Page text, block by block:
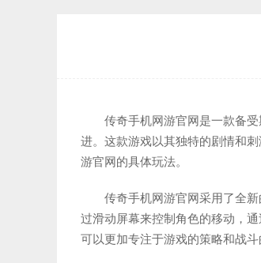
传奇手机网游官网是一款备
进。这款游戏以其独特的剧情和
游官网的具体玩法。
传奇手机网游官网采用了全
过滑动屏幕来控制角色的移动，
可以更加专注于游戏的策略和战斗